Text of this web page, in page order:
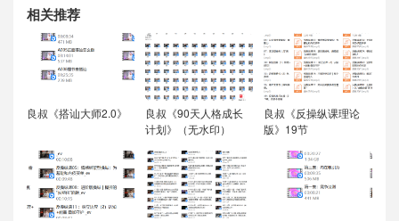
相关推荐
良叔《搭讪大师2.0》
良叔《90天人格成长
计划》（无水印）
良叔《反操纵课理论
版》19节